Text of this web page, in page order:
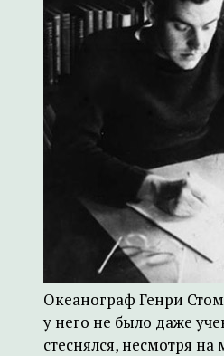
Океанограф Генри
у него не было даже
стеснялся, несмотря